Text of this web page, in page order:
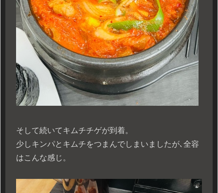
そして続いてキムチチゲが到着。
少しキンパとキムチをつまんでしまいましたが､全容
はこんな感じ。